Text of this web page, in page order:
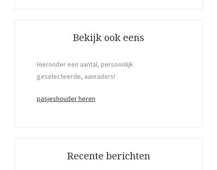
Bekijk ook eens
Hieronder een aantal, persoonlijk
geselecteerde, aanraders!
pasjeshouder heren
Recente berichten